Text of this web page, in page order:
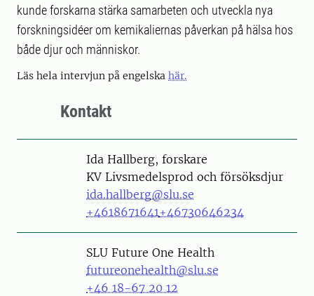
kunde forskarna stärka samarbeten och utveckla nya
forskningsidéer om kemikaliernas påverkan på hälsa hos
både djur och människor.
Läs hela intervjun på engelska här.
Kontakt
PersonIda Hallberg, forskare
KV Livsmedelsprod och försöksdjur
ida.hallberg@slu.se
+4618671641+46730646234
SLU Future One Health
futureonehealth@slu.se
+46 18-67 20 12